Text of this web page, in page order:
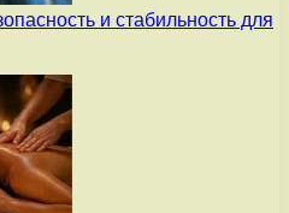
и стабильность для